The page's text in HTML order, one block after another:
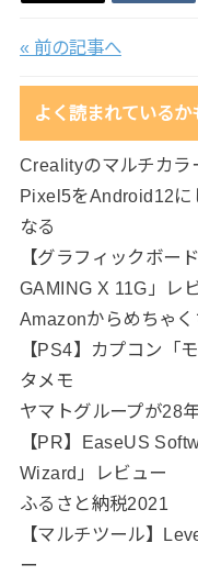
« 前の記事へ
よく読まれている
Crealityのマルチカラ
Pixel5をAndroid12に
なる
【グラフィックボー
GAMING X 11G」レ
Amazonからめちゃ
【PS4】カプコン「
タメモ
ヤマトグループが28
【PR】EaseUS
Wizard」レビュー
ふるさと納税2021
【マルチツール】
ー